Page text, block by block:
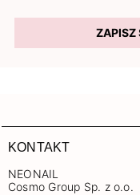
ZAPISZ
KONTAKT
NEONAIL
Cosmo Group Sp. z o.o.